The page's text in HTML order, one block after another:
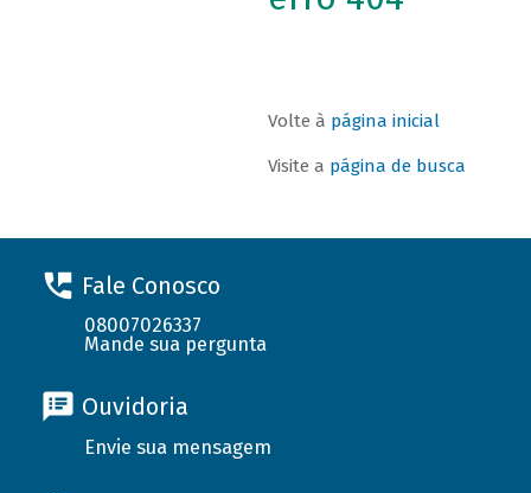
Volte à página inicial
Visite a página de busca
Fale Conosco
08007026337
Mande sua pergunta
Ouvidoria
Envie sua mensagem